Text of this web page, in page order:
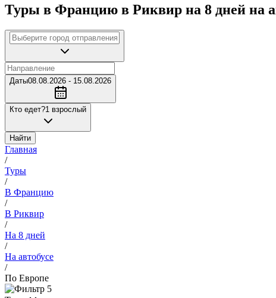
Туры в Францию в Риквир на 8 дней на
Даты08.08.2026 - 15.08.2026
Кто едет?1 взрослый
Найти
Главная
/
Туры
/
В Францию
/
В Риквир
/
На 8 дней
/
На автобусе
/
По Европе
5